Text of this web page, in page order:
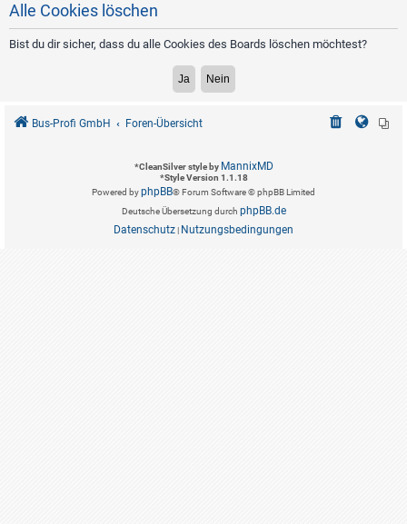
Alle Cookies löschen
Bist du dir sicher, dass du alle Cookies des Boards löschen möchtest?
Bus-Profi GmbH Foren-Übersicht
*CleanSilver style by MannixMD
*Style Version 1.1.18
Powered byphpBB® Forum Software © phpBB Limited
Deutsche Übersetzung durch phpBB.de
Datenschutz | Nutzungsbedingungen